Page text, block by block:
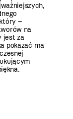
–
na
jest za
pokazać ma